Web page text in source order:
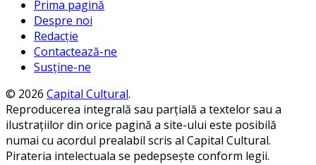
Prima pagină
Despre noi
Redacție
Contactează-ne
Susține-ne
© 2026 Capital Cultural.
Reproducerea integrală sau parțială a textelor sau a
ilustrațiilor din orice pagină a site-ului este posibilă
numai cu acordul prealabil scris al Capital Cultural.
Pirateria intelectuala se pedepsește conform legii.